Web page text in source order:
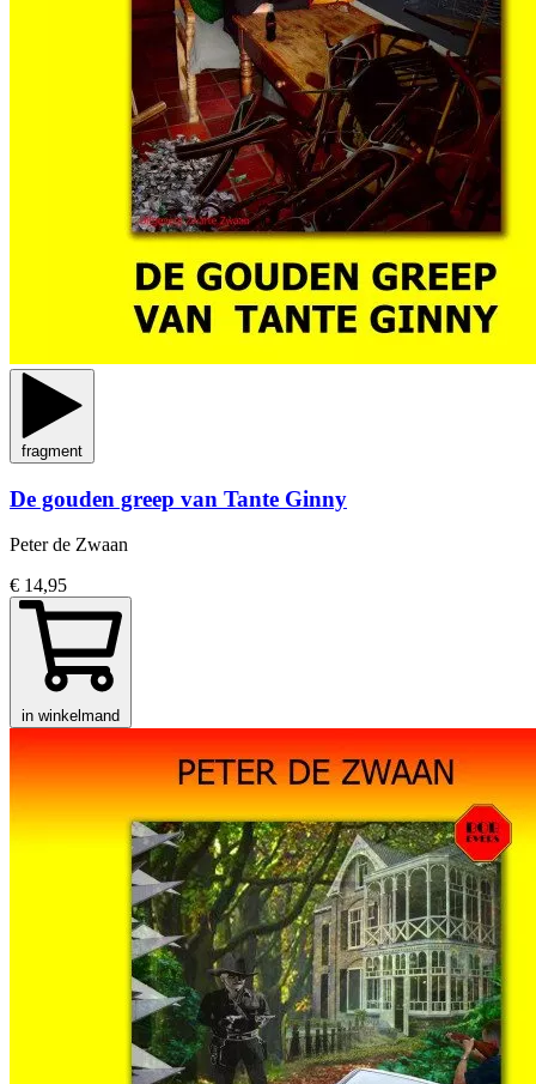
fragment
De gouden greep van Tante Ginny
Peter de Zwaan
€ 14,95
in winkelmand